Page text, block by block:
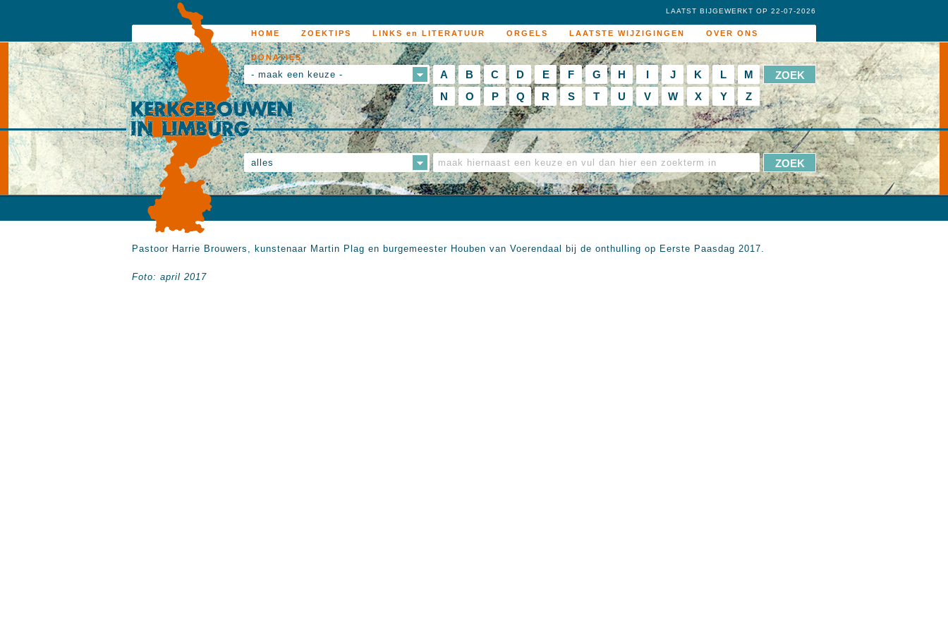
HOME ZOEKTIPS LINKS en LITERATUUR ORGELS LAATSTE WIJZIGINGEN OVER ONS
DONATIES
LAATST BIJGEWERKT OP 22-07-2026
- maak een keuze - A B C D E F G H I J K L
M
N
O P Q R S T U V W X Y Z
alles
Pastoor Harrie Brouwers, kunstenaar Martin Plag en burgemeester Houben van Voerendaal bij de onthulling op Eerste Paasdag 2017.
Foto: april 2017